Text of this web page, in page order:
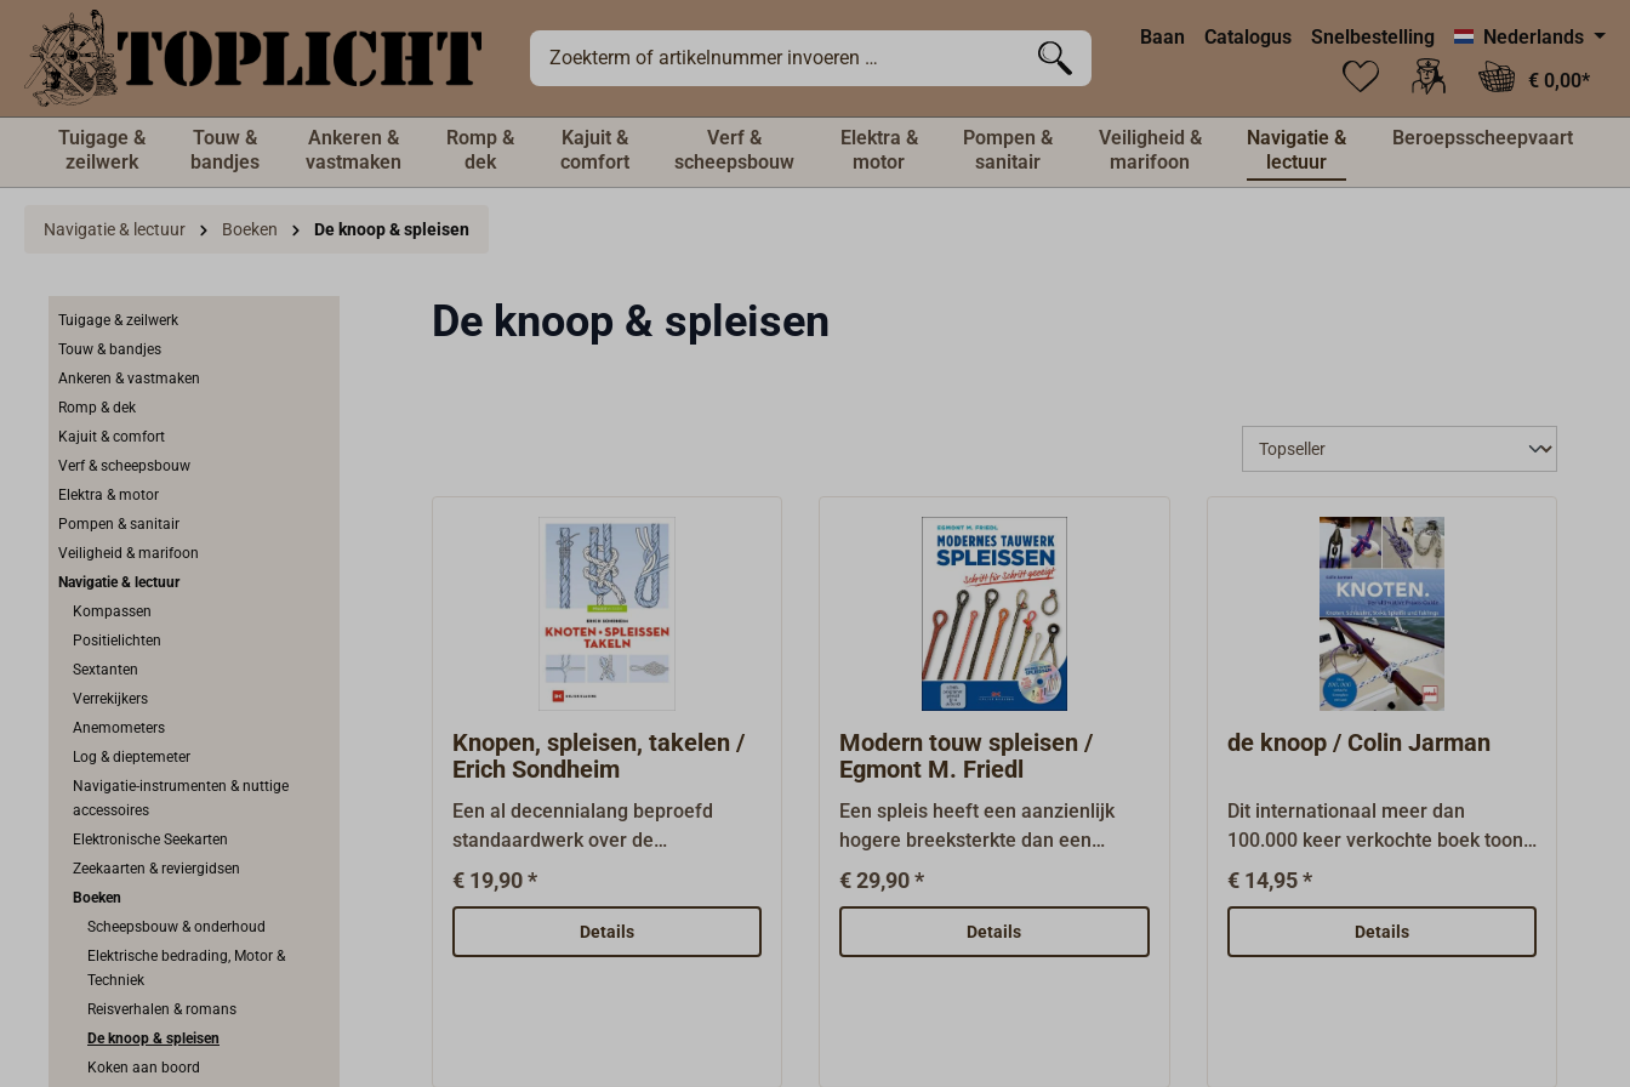
hoofdinhoud Baan Catalogus Snelbestelling
Nederlands
€ 0,00*
Tuigage &
zeilwerk
Touw &
bandjes
Ankeren &
vastmaken
Romp &
dek
Kajuit &
comfort
Verf &
scheepsbouw
Elektra &
motor
Pompen &
sanitair
Veiligheid &
marifoon
Navigatie &
lectuur
Beroepsscheepvaart
Navigatie & lectuur Boeken De knoop & spleisen
Tuigage & zeilwerk
Touw & bandjes
Ankeren & vastmaken
Romp & dek
Kajuit & comfort
Verf & scheepsbouw
Elektra & motor
Pompen & sanitair
Veiligheid & marifoon
Navigatie & lectuur
Kompassen
Positielichten
Sextanten
Verrekijkers
Anemometers
Log & dieptemeter
Navigatie-instrumenten & nuttige
accessoires
Elektronische Seekarten
Zeekaarten & reviergidsen
Boeken
Scheepsbouw & onderhoud
Elektrische bedrading, Motor &
Techniek
Reisverhalen & romans
De knoop & spleisen
Koken aan boord
De knoop & spleisen
Knopen, spleisen, takelen /
Erich Sondheim
Een al decennialang beproefd
standaardwerk over de
touwwerkzaamheden op jachten
met begrijpelijke instructies en
overzichtelijke tekeningen.Alles
over: touw, taklingen, spleisen,
€ 19,90 *
Details
Modern touw spleisen /
Egmont M. Friedl
Een spleis heeft een aanzienlijk
hogere breeksterkte dan een
knoop. Modern, gevlochten touw
moet daarom absoluut gespleist
worden, om de hoge breeksterkte
bij de verbindingen en
€ 29,90 *
Details
de knoop / Colin Jarman
Dit internationaal meer dan
100.000 keer verkochte boek toont
alle in de zeilpraktijk belangrijke
knopen, lussen, steken, spleezen
en takelingen.De auteur Colin
Jarman is een ervaren zeiler. Hij
€ 14,95 *
Details